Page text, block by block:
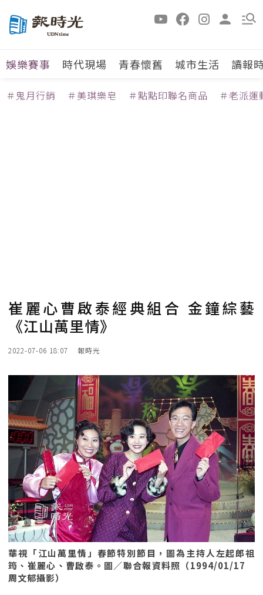
娛樂賽事 時代現場 青春懷舊 城市生活 讀報
＃鬼月行銷 ＃美琪樂皂 ＃點點印聯名商品 ＃老派運
崔麗心曹啟泰經典組合 金鐘綜藝
《江山萬里情》
2022-07-06 18:07 報時光
華視「江山萬里情」春節特別節目，圖為主持人左起郎祖
筠、崔麗心、曹啟泰。圖／聯合報資料照（1994/01/17
周文郁攝影）